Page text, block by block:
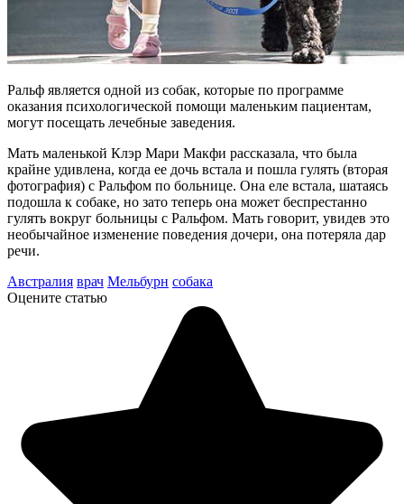
Ральф является одной из собак, которые по программе
оказания психологической помощи маленьким пациентам,
могут посещать лечебные заведения.
Мать маленькой Клэр Мари Макфи рассказала, что была
крайне удивлена, когда ее дочь встала и пошла гулять (вторая
фотография) с Ральфом по больнице. Она еле встала, шатаясь
подошла к собаке, но зато теперь она может беспрестанно
гулять вокруг больницы с Ральфом. Мать говорит, увидев это
необычайное изменение поведения дочери, она потеряла дар
речи.
Австралия врач Мельбурн собака
Оцените статью